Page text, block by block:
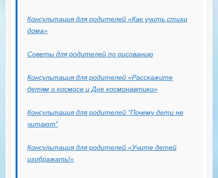
Консультация для родителей «Как учить стихи
дома»
Советы для родителей по рисованию
Консультация для родителей «Расскажите
детям о космосе и Дне космонавтики»
Консультация для родителей “Почему дети не
читают”
Консультация для родителей «Учите детей
изображать!»